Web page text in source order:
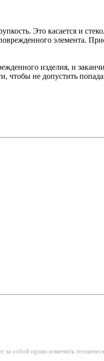
Это касается и
элемента.
изделия, и
чтобы не допустить
собой право изменять